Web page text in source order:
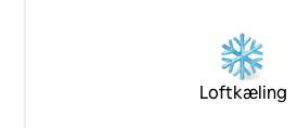
Loftkæling